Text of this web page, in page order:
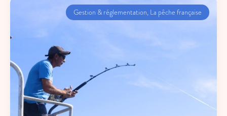
Gestion & réglementation, La pêche française